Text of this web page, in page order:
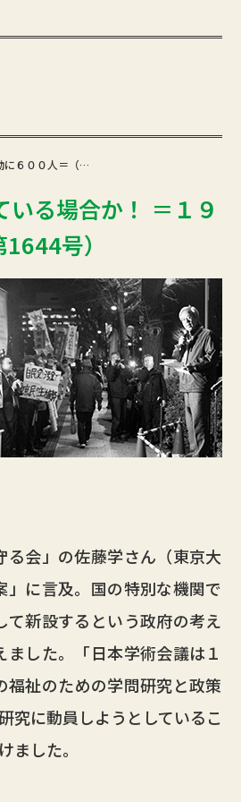
に６００人＝（…
る場合か！ ＝１９
号）
会」の佐藤学さん（東京大
に言及。国の特別な機関で
新設するという政府の考え
した。「日本学術会議は１
福祉のための学問研究と政策
究に動員しようとしているこ
ました。